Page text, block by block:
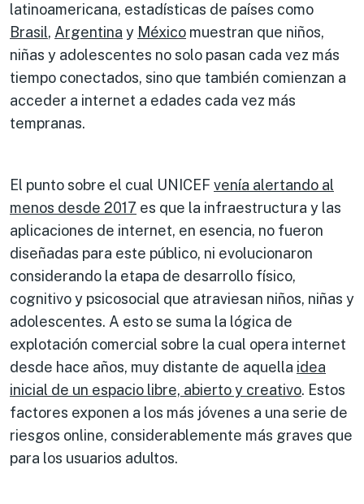
latinoamericana, estadísticas de países como
Brasil, Argentina y México muestran que niños,
niñas y adolescentes no solo pasan cada vez más
tiempo conectados, sino que también comienzan a
acceder a internet a edades cada vez más
tempranas.
El punto sobre el cual UNICEF venía alertando al
menos desde 2017 es que la infraestructura y las
aplicaciones de internet, en esencia, no fueron
diseñadas para este público, ni evolucionaron
considerando la etapa de desarrollo físico,
cognitivo y psicosocial que atraviesan niños, niñas y
adolescentes. A esto se suma la lógica de
explotación comercial sobre la cual opera internet
desde hace años, muy distante de aquella idea
inicial de un espacio libre, abierto y creativo. Estos
factores exponen a los más jóvenes a una serie de
riesgos online, considerablemente más graves que
para los usuarios adultos.